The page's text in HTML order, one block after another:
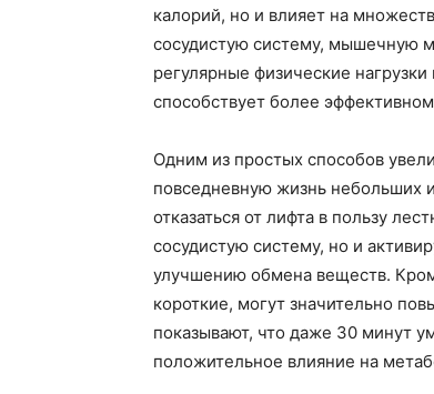
калорий, но и влияет на
сосудистую систему, мышечную
регулярные физические
способствует более
Одним из простых способов
повседневную жизнь небольших
отказаться от лифта в пользу
сосудистую систему, но и
улучшению обмена веществ.
короткие, могут значительно
показывают, что даже 30 минут
положительное влияние на